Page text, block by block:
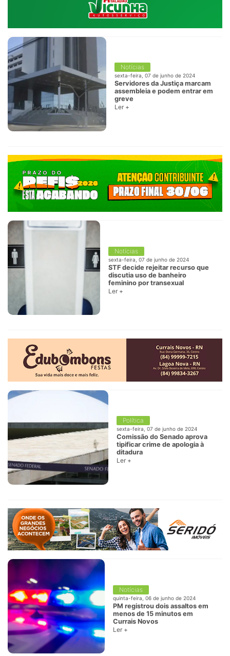
Notícias
sexta-feira, 07 de junho de 2024
Servidores da Justiça marcam
assembleia e podem entrar em
greve
Ler +
Notícias
sexta-feira, 07 de junho de 2024
STF decide rejeitar recurso que
discutia uso de banheiro
feminino por transexual
Ler +
Política
sexta-feira, 07 de junho de 2024
Comissão do Senado aprova
tipificar crime de apologia à
ditadura
Ler +
Notícias
quinta-feira, 06 de junho de 2024
PM registrou dois assaltos em
menos de 15 minutos em
Currais Novos
Ler +